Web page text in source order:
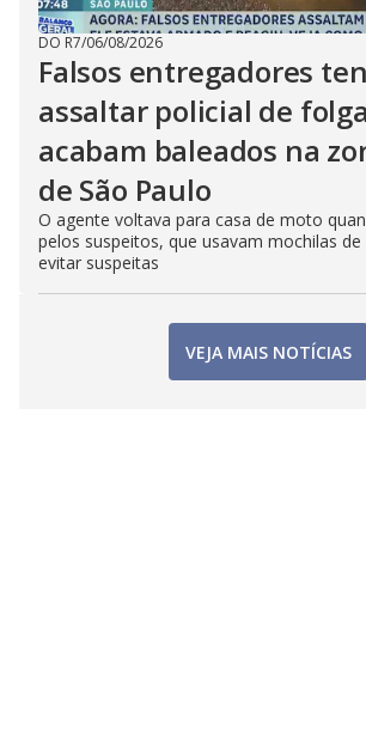
DO R7/06/08/2026
Falsos entregadores
assaltar policial de
acabam baleados na
de São Paulo
O agente voltava para casa de moto
pelos suspeitos, que usavam mochilas
evitar suspeitas
VEJA MAIS NOTÍCIAS